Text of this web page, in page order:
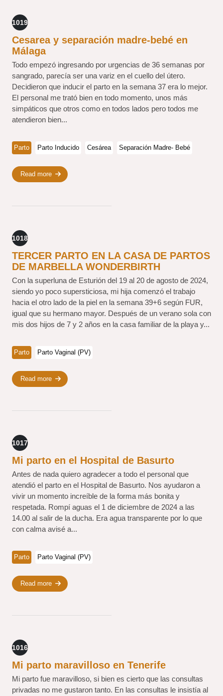
1019
Cesarea y separación madre-bebé en
Málaga
Todo empezó ingresando por urgencias de 36 semanas por
sangrado, parecía ser una variz en el cuello del útero.
Decidieron que inducir el parto en la semana 37 era lo mejor.
El personal me trató bien en todo momento, unos más
simpáticos que otros como en todos lados pero todos me
atendieron bien...
Parto Parto Inducido Cesárea Separación Madre- Bebé
Read more
1018
TERCER PARTO EN LA CASA DE PARTOS
DE MARBELLA WONDERBIRTH
Con la superluna de Esturión del 19 al 20 de agosto de 2024,
siendo yo poco supersticiosa, mi hija comenzó el trabajo
hacia el otro lado de la piel en la semana 39+6 según FUR,
igual que su hermano mayor. Después de un verano sola con
mis dos hijos de 7 y 2 años en la casa familiar de la playa y...
Parto Parto Vaginal (PV)
Read more
1017
Mi parto en el Hospital de Basurto
Antes de nada quiero agradecer a todo el personal que
atendió el parto en el Hospital de Basurto. Nos ayudaron a
vivir un momento increíble de la forma más bonita y
respetada. Rompí aguas el 1 de diciembre de 2024 a las
14.00 al salir de la ducha. Era agua transparente por lo que
con calma avisé a...
Parto Parto Vaginal (PV)
Read more
1016
Mi parto maravilloso en Tenerife
Mi parto fue maravilloso, si bien es cierto que las consultas
privadas no me gustaron tanto. En las consultas le insistía al